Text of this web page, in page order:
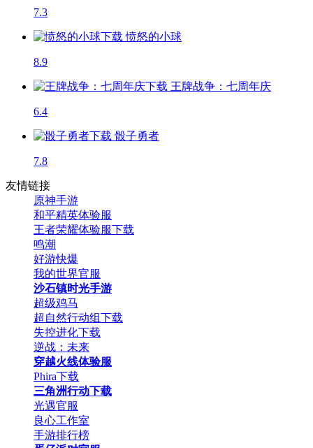
7.3
愤怒的小球
8.9
王牌战争：七周年庆
6.4
骰子勇者
7.8
友情链接
原神手游
和平精英体验服
王者荣耀体验服下载
鸣潮
好游快爆
我的世界官服
沙石镇时光手游
超级鸡马
超自然行动组下载
失控进化下载
逆战：未来
穿越火线体验服
Phira下载
三角洲行动下载
光遇官服
良心工作室
手游排行榜